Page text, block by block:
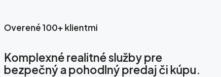
Overené 100+ klientmi
Komplexné realitné služby pre
bezpečný a pohodlný predaj či kúpu.